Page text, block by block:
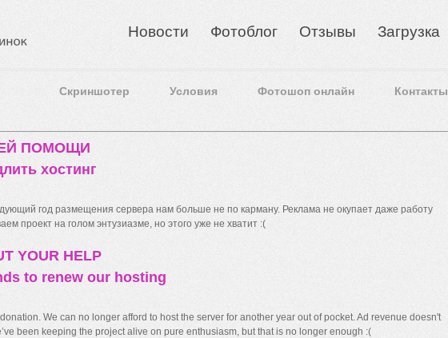
Новости Фотоблог Отзывы Загрузка
Скриншотер Условия Фотошоп онлайн Контакты
ПОМОЩИ
хостинг
год размещения сервера нам больше не по карману. Реклама не окупает даже работу
проект на голом энтузиазме, но этого уже не хватит :(
YOUR HELP
to renew our hosting
We can no longer afford to host the server for another year out of pocket. Ad revenue doesn't
been keeping the project alive on pure enthusiasm, but that is no longer enough :(